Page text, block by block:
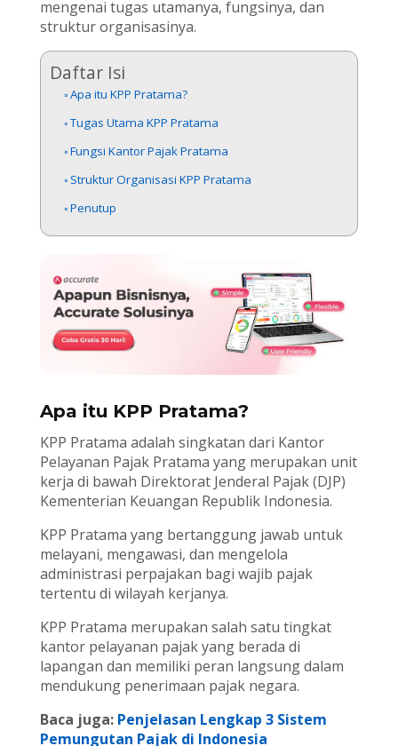
mengenai tugas utamanya, fungsinya, dan
struktur organisasinya.
Daftar Isi
Apa itu KPP Pratama?
Tugas Utama KPP Pratama
Fungsi Kantor Pajak Pratama
Struktur Organisasi KPP Pratama
Penutup
Apa itu KPP Pratama?
KPP Pratama adalah singkatan dari Kantor
Pelayanan Pajak Pratama yang merupakan unit
kerja di bawah Direktorat Jenderal Pajak (DJP)
Kementerian Keuangan Republik Indonesia.
KPP Pratama yang bertanggung jawab untuk
melayani, mengawasi, dan mengelola
administrasi perpajakan bagi wajib pajak
tertentu di wilayah kerjanya.
KPP Pratama merupakan salah satu tingkat
kantor pelayanan pajak yang berada di
lapangan dan memiliki peran langsung dalam
mendukung penerimaan pajak negara.
Baca juga: Penjelasan Lengkap 3 Sistem
Pemungutan Pajak di Indonesia